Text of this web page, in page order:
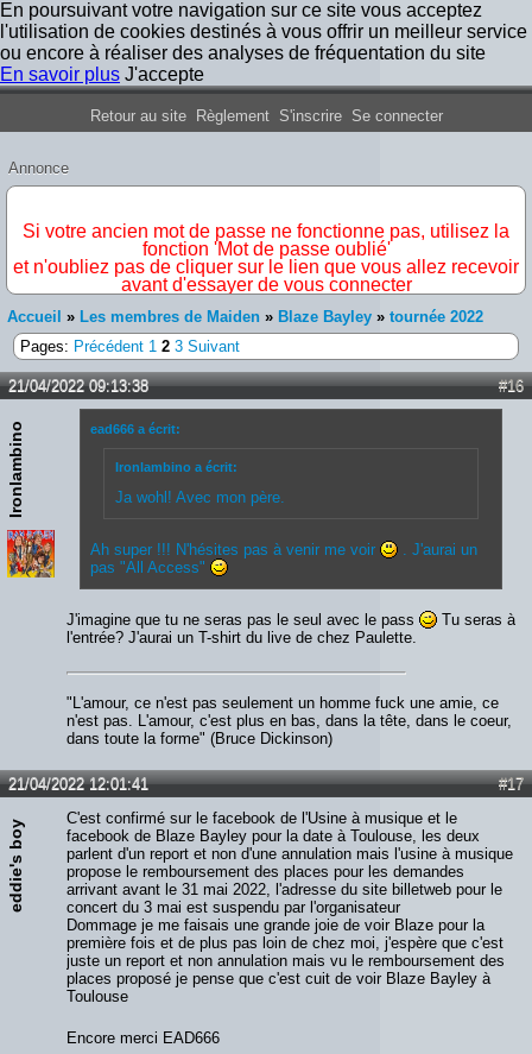
En poursuivant votre navigation sur ce site vous acceptez
l'utilisation de cookies destinés à vous offrir un meilleur service
ou encore à réaliser des analyses de fréquentation du site
En savoir plus J'accepte
Forum Iron Maiden France
Retour au site Règlement S'inscrire Se connecter
Annonce
Si votre ancien mot de passe ne fonctionne pas, utilisez la
fonction 'Mot de passe oublié'
et n'oubliez pas de cliquer sur le lien que vous allez recevoir
avant d'essayer de vous connecter
Accueil » Les membres de Maiden » Blaze Bayley » tournée 2022
Pages: Précédent 1 2 3 Suivant
#16
21/04/2022 09:13:38
Ironlambino ead666 a écrit:
Ironlambino a écrit:
Ja wohl! Avec mon père.
Ah super !!! N'hésites pas à venir me voir
. J'aurai un
pas "All Access"
J'imagine que tu ne seras pas le seul avec le pass
Tu seras à
l'entrée? J'aurai un T-shirt du live de chez Paulette.
"L'amour, ce n'est pas seulement un homme fuck une amie, ce
n'est pas. L'amour, c'est plus en bas, dans la tête, dans le coeur,
dans toute la forme" (Bruce Dickinson)
#17
21/04/2022 12:01:41
eddie's boy
C'est confirmé sur le facebook de l'Usine à musique et le
facebook de Blaze Bayley pour la date à Toulouse, les deux
parlent d'un report et non d'une annulation mais l'usine à musique
propose le remboursement des places pour les demandes
arrivant avant le 31 mai 2022, l'adresse du site billetweb pour le
concert du 3 mai est suspendu par l'organisateur
Dommage je me faisais une grande joie de voir Blaze pour la
première fois et de plus pas loin de chez moi, j'espère que c'est
juste un report et non annulation mais vu le remboursement des
places proposé je pense que c'est cuit de voir Blaze Bayley à
Toulouse
Encore merci EAD666